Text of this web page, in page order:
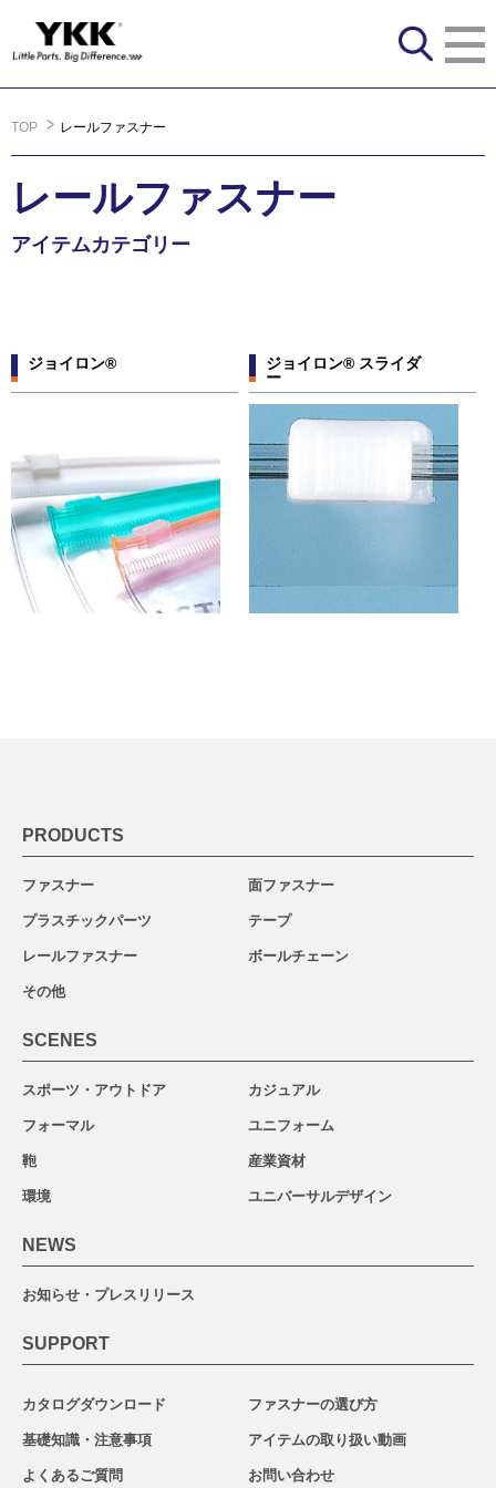
TOP レールファスナー
レールファスナー
アイテムカテゴリー
ジョイロン®
ジョイロン® スライダ
ー
PRODUCTS
ファスナー 面ファスナー
プラスチックパーツ テープ
レールファスナー ボールチェーン
その他
SCENES
スポーツ・アウトドア カジュアル
フォーマル ユニフォーム
鞄 産業資材
環境 ユニバーサルデザイン
NEWS
お知らせ・プレスリリース
SUPPORT
カタログダウンロード ファスナーの選び方
基礎知識・注意事項 アイテムの取り扱い動画
よくあるご質問 お問い合わせ